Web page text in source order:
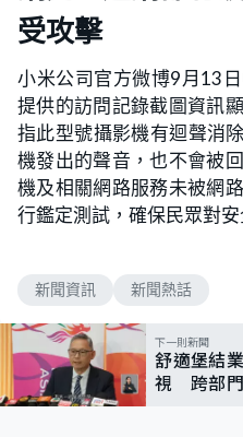
受攻擊
小米公司官方微博9月13
提供的訪問記錄截圖資訊
指此型號攝影機有迴聲消
機發出的聲音，也不會被
機及相關網路服務未被網
行鑑定測試，確保民眾對安
新聞資訊 新聞熱話
下一則新聞
舒適堡結
視 跨部門